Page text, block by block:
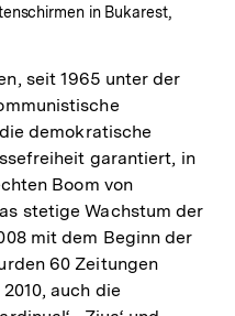
in Bukarest,
seit 1965 unter der
demokratische
garantiert, in
Boom von
stetige Wachstum der
mit dem Beginn der
60 Zeitungen
auch die